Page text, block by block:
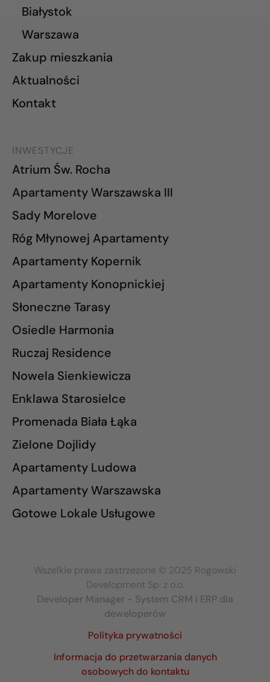
Białystok
Warszawa
Zakup mieszkania
Aktualności
Kontakt
INWESTYCJE
Atrium Św. Rocha
Apartamenty Warszawska III
Sady Morelove
Róg Młynowej Apartamenty
Apartamenty Kopernik
Apartamenty Konopnickiej
Słoneczne Tarasy
Osiedle Harmonia
Ruczaj Residence
Nowela Sienkiewicza
Enklawa Starosielce
Promenada Biała Łąka
Zielone Dojlidy
Apartamenty Ludowa
Apartamenty Warszawska
Gotowe Lokale Usługowe
Wszelkie prawa zastrzeżone © 2025 Rogowski
Development Sp. z o.o.
Developer Manager - System CRM i ERP dla
deweloperów
Polityka prywatności
Informacja do przetwarzania danych
osobowych do kontaktu